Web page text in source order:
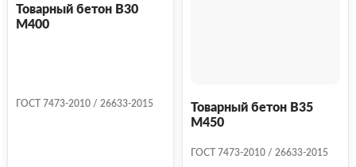
Товарный бетон В30
М400
ГОСТ 7473-2010 / 26633-2015
Товарный бетон В35
М450
ГОСТ 7473-2010 / 26633-2015